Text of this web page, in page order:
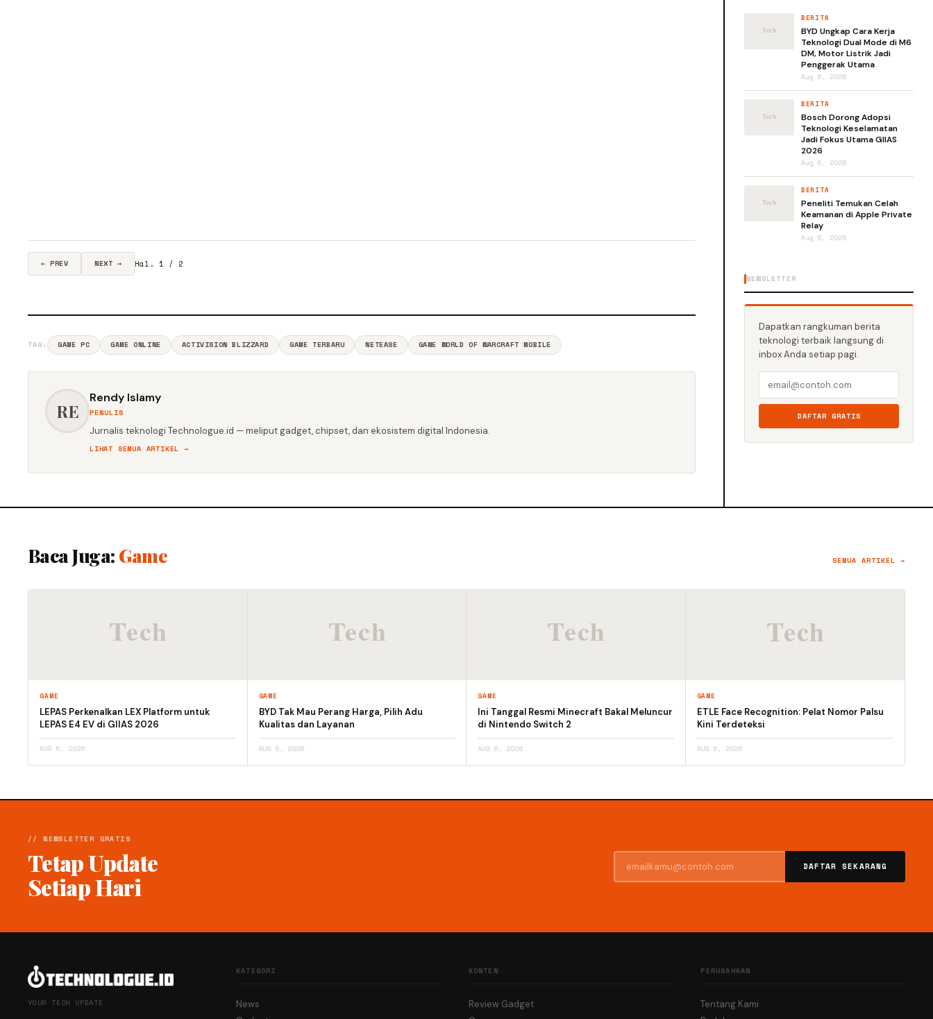
← PREV NEXT → Hal. 1 / 2
TAG: GAME PC GAME ONLINE ACTIVISION BLIZZARD GAME TERBARU NETEASE GAME WORLD OF WARCRAFT MOBILE
RE
Rendy Islamy
PENULIS
Jurnalis teknologi Technologue.id — meliput gadget, chipset, dan ekosistem digital Indonesia.
LIHAT SEMUA ARTIKEL →
BERITA
BYD Ungkap Cara Kerja
Teknologi Dual Mode di M6
DM, Motor Listrik Jadi
Penggerak Utama
Aug 6, 2026
BERITA
Bosch Dorong Adopsi
Teknologi Keselamatan
Jadi Fokus Utama GIIAS
2026
Aug 6, 2026
BERITA
Peneliti Temukan Celah
Keamanan di Apple Private
Relay
Aug 6, 2026
NEWSLETTER
Dapatkan rangkuman berita
teknologi terbaik langsung di
inbox Anda setiap pagi.
DAFTAR GRATIS
Baca Juga: Game SEMUA ARTIKEL →
GAME
LEPAS Perkenalkan LEX Platform untuk
LEPAS E4 EV di GIIAS 2026
AUG 5, 2026
GAME
BYD Tak Mau Perang Harga, Pilih Adu
Kualitas dan Layanan
AUG 5, 2026
GAME
Ini Tanggal Resmi Minecraft Bakal Meluncur
di Nintendo Switch 2
AUG 6, 2026
GAME
ETLE Face Recognition: Pelat Nomor Palsu
Kini Terdeteksi
AUG 6, 2026
// NEWSLETTER GRATIS
Tetap Update
Setiap Hari
DAFTAR SEKARANG
YOUR TECH UPDATE
KATEGORI
News
KONTEN
Review Gadget
PERUSAHAAN
Tentang Kami